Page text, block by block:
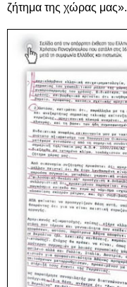
ζήτημα της χώρας μας».